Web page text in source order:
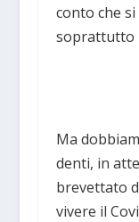
conto che
soprattutto
Ma
denti, in
brevettato
vivere il